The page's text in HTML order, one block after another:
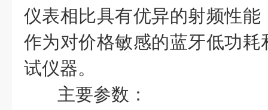
仪表相比具有优异的射频性
作为对价格敏感的蓝牙低功
试仪器。
主要参数：